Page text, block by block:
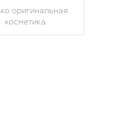
оригинальная
косметика